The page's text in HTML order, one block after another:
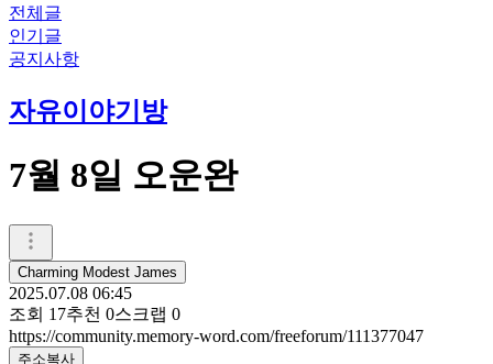
전체글
인기글
공지사항
자유이야기방
7월 8일 오운완
Charming Modest James
2025.07.08 06:45
조회 17추천 0스크랩 0
https://community.memory-word.com/freeforum/111377047
주소복사